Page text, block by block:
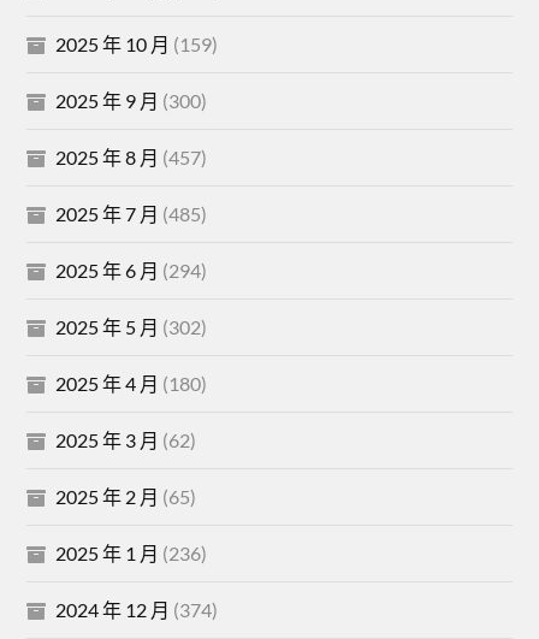
2025 年 10 月 (159)
2025 年 9 月 (300)
2025 年 8 月 (457)
2025 年 7 月 (485)
2025 年 6 月 (294)
2025 年 5 月 (302)
2025 年 4 月 (180)
2025 年 3 月 (62)
2025 年 2 月 (65)
2025 年 1 月 (236)
2024 年 12 月 (374)